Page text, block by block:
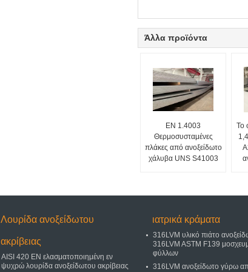
Άλλα προϊόντα
EN 1.4003
Θερμοσυσταμένες
πλάκες από ανοξείδωτο
χάλυβα UNS S41003
Το
Λουρίδα ανοξείδωτου
ακρίβειας
AISI 420 EN ελασματοποιημένη εν
ψυχρώ λουρίδα ανοξείδωτου ακρίβειας
ιατρικά κράματα
316LVM υλικό πιάτο
316LVM ASTM F139
φύλλων
316LVM ανοξείδωτο γύρω